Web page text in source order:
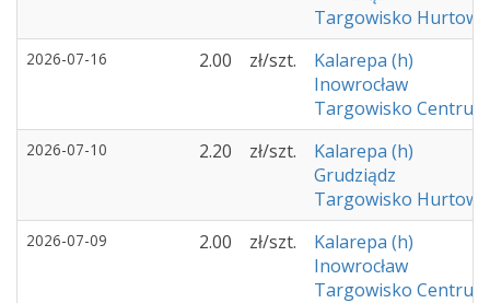
Targowisko
2026-07-16 2.00 zł/szt.
Kalarepa (h)
Inowrocław
Targowisko
2026-07-10 2.20 zł/szt.
Kalarepa (h)
Grudziądz
Targowisko
2026-07-09 2.00 zł/szt.
Kalarepa (h)
Inowrocław
Targowisko